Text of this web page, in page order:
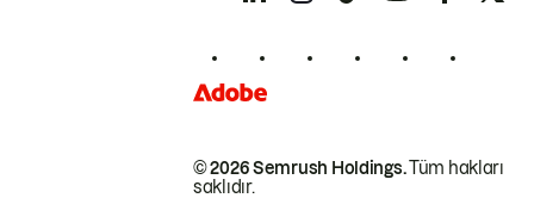
© 2026 Semrush Holdings.Tüm hakları
saklıdır.